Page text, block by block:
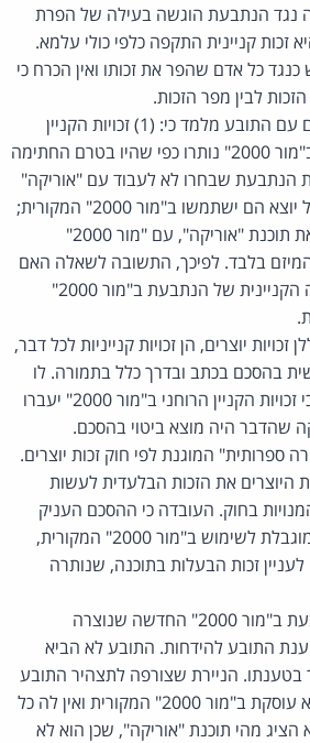
הנתבעת הוגשה בעילה של הפרת
היא זכות קניינית התקפה כלפי כולי עלמא.
כנגד כל אדם שהפר את זכותו ואין הכרח כי
לבין מפר הזכות.
קריאת ההסכם שנחתם עם התובע מלמד כי: (1) זכויות הקניין
הרוחני של הנתבעת ב"מור 2000" נותרו כפי שהיו בטרם החתימה
(2) לקוחות הנתבעת שבחרו לא לעבוד עם "אוריקה"
יוותרו לקוחותיה וכפועל יוצא הם ישתמשו ב"מור 2000" המקורית;
(3) לקוחות הרוכשים את תוכנת "אוריקה", עם "מור 2000"
בלבד. לפיכך, התשובה לשאלה האם
ההסכם שלל את זכותה הקניינית של הנתבעת ב"מור 2000"
זכויות יוצרים, הן זכויות קנייניות לכל דבר,
בהסכם בכתב ובדרך כלל בתמורה. לו
היו מסכימים הצדדים כי זכויות הקניין הרוחני ב"מור 2000" יעברו
שהדבר היה מוצא ביטוי בהסכם.
ספרותית" המוגנת לפי חוק זכות יוצרים.
היוצרים את הזכות הבלעדית לעשות
בחוק. העובדה כי ההסכם העניק
לתובע הרשאה בלתי מוגבלת לשימוש ב"מור 2000" המקורית,
זכות הבעלות בתוכנה, שנותרה
האם השתמשה הנתבעת ב"מור 2000" החדשה שנוצרה
התובע להידחות. התובע לא הביא
בטענתו. הניירת שצורפה לתצהיר התובע
אינה רלבנטית שכן היא עוסקת ב"מור 2000" המקורית ואין לה כל
מהי תוכנת "אוריקה", שכן הוא לא